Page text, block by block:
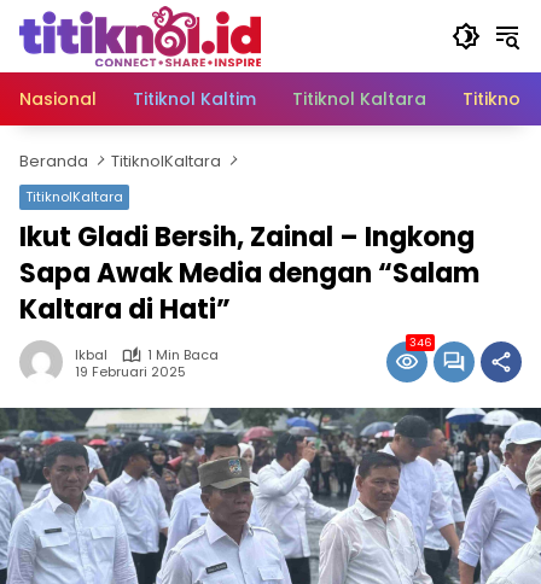
Langsung
konten
Nasional
Titiknol Kaltim Titiknol Kaltara Titiknol
Beranda TitiknolKaltara
TitiknolKaltara
Ikut Gladi Bersih, Zainal – Ingkong
Sapa Awak Media dengan “Salam
Kaltara di Hati”
Ikbal
1 Min Baca
19 Februari 2025
346